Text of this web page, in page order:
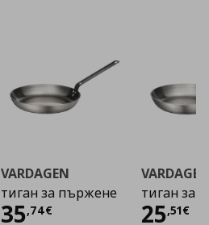
VARDAGEN
тиган за пържене
35,74€
Цена 35,74 €
VARDAGEN
тиган за
25,51€
Цена